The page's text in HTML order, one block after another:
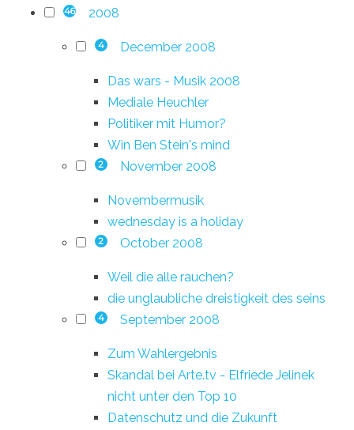
46 2008
4 December 2008
Das wars - Musik 2008
Mediale Heuchler
Politiker mit Humor?
Win Ben Stein's mind
2 November 2008
Novembermusik
wednesday is a holiday
2 October 2008
Weil die alle rauchen?
die unglaubliche dreistigkeit des seins
4 September 2008
Zum Wahlergebnis
Skandal bei Arte.tv - Elfriede Jelinek
nicht unter den Top 10
Datenschutz und die Zukunft